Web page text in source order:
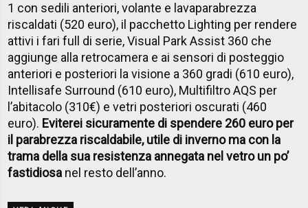
1 con sedili anteriori, volante e lavaparabrezza
riscaldati (520 euro), il pacchetto Lighting per rendere
attivi i fari full di serie, Visual Park Assist 360 che
aggiunge alla retrocamera e ai sensori di posteggio
anteriori e posteriori la visione a 360 gradi (610 euro),
Intellisafe Surround (610 euro), Multifiltro AQS per
l’abitacolo (310€) e vetri posteriori oscurati (460
euro). Eviterei sicuramente di spendere 260 euro per
il parabrezza riscaldabile, utile di inverno ma con la
trama della sua resistenza annegata nel vetro un po’
fastidiosa nel resto dell’anno.